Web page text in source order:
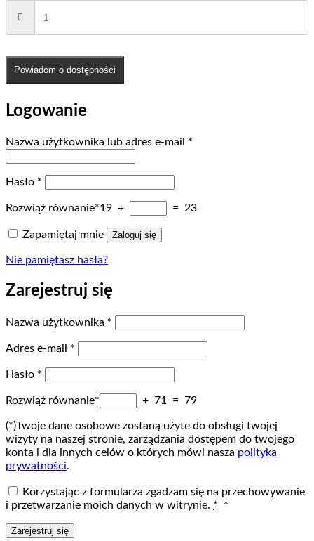
Powiadom o dostępności
Logowanie
Nazwa użytkownika lub adres e-mail *
Hasło *
Rozwiąż równanie*19 + = 23
Zapamiętaj mnie Zaloguj się
Nie pamiętasz hasła?
Zarejestruj się
Nazwa użytkownika *
Adres e-mail *
Hasło *
Rozwiąż równanie* + 71 = 79
(*)Twoje dane osobowe zostaną użyte do obsługi twojej
wizyty na naszej stronie, zarządzania dostępem do twojego
konta i dla innych celów o których mówi nasza polityka
prywatności.
Korzystając z formularza zgadzam się na przechowywanie
i przetwarzanie moich danych w witrynie. * *
Zarejestruj się